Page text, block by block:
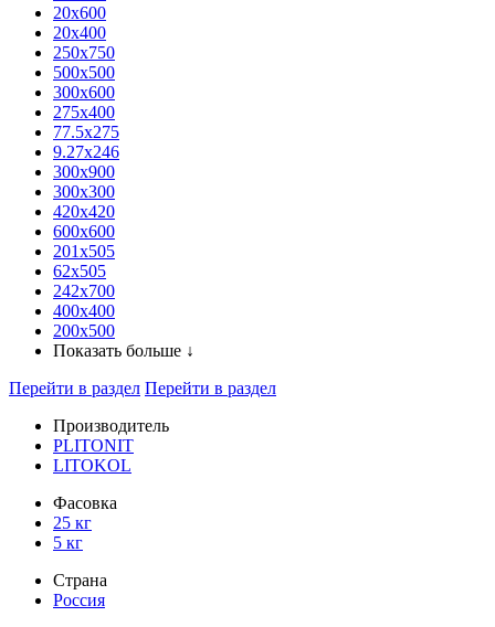
20х600
20х400
250x750
500x500
300x600
275x400
77.5х275
9.27x246
300x900
300x300
420х420
600х600
201х505
62х505
242х700
400х400
200х500
Показать больше ↓
Перейти в раздел Перейти в раздел
Производитель
PLITONIT
LITOKOL
Фасовка
25 кг
5 кг
Страна
Россия